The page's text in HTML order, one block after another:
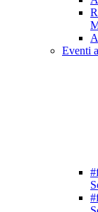
Eventi